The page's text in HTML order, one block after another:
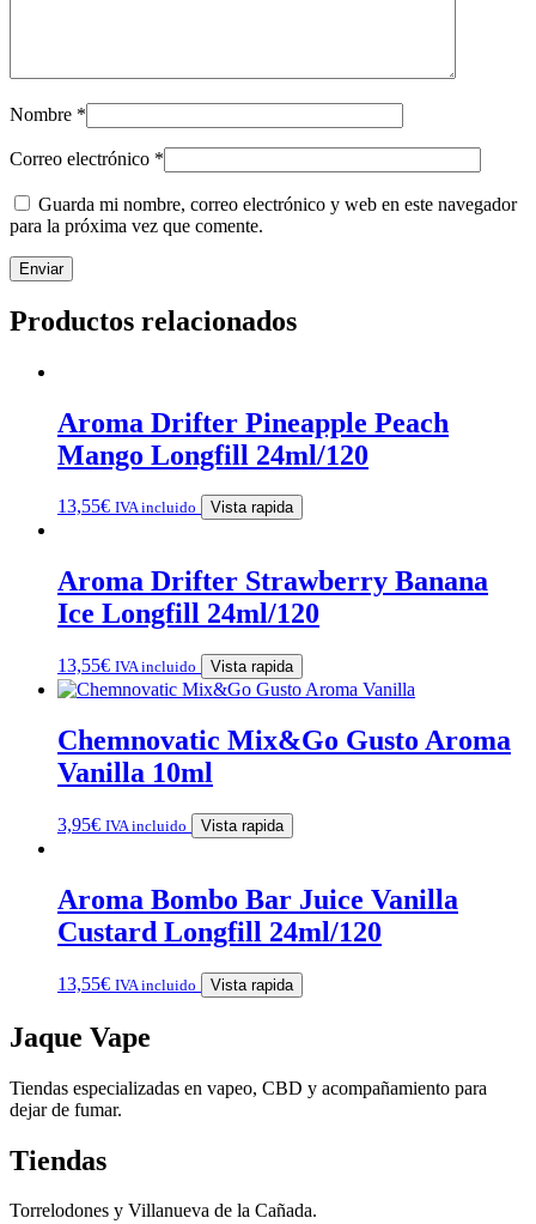
Nombre *
Correo electrónico *
Guarda mi nombre, correo electrónico y web en este navegador
para la próxima vez que comente.
Productos relacionados
Aroma Drifter Pineapple Peach
Mango Longfill 24ml/120
13,55€ IVA incluido Vista rapida
Aroma Drifter Strawberry Banana
Ice Longfill 24ml/120
13,55€ IVA incluido Vista rapida
Chemnovatic Mix&Go Gusto Aroma
Vanilla 10ml
3,95€ IVA incluido Vista rapida
Aroma Bombo Bar Juice Vanilla
Custard Longfill 24ml/120
13,55€ IVA incluido Vista rapida
Jaque Vape
Tiendas especializadas en vapeo, CBD y acompañamiento para
dejar de fumar.
Tiendas
Torrelodones y Villanueva de la Cañada.